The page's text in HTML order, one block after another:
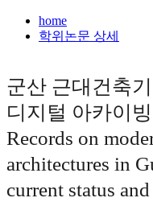
home
학위논문 상세
군산 근대건축
디지털 아카이
Records on
architectures in
current status